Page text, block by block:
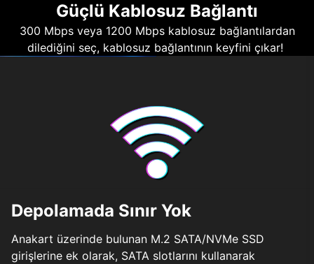
Güçlü Kablosuz Bağlantı
300 Mbps veya 1200 Mbps kablosuz bağlantılardan
dilediğini seç, kablosuz bağlantının keyfini çıkar!
Depolamada Sınır Yok
Anakart üzerinde bulunan M.2 SATA/NVMe SSD
girişlerine ek olarak, SATA slotlarını kullanarak